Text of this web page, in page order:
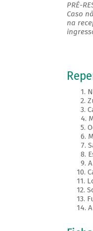
PRÉ-
Caso
na
1.
2.
3.
4.
5.
6.
7.
8.
9.
10.
11.
12.
13.
14. A